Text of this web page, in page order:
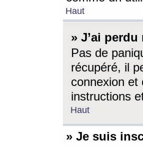
Haut
» J’ai
Pas de
récupéré, il
connexion et
instructions
Haut
» Je suis